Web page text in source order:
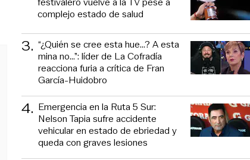
complejo estado de salud
3. “¿Quién se cree esta hue...? A esta
mina no...”: líder de La Cofradía
reacciona furia a crítica de Fran
García-Huidobro
4. Emergencia en la Ruta 5 Sur:
Nelson Tapia sufre accidente
vehicular en estado de ebriedad y
queda con graves lesiones